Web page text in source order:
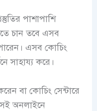
পাশাপাশি
চান তবে এসব
এসব কোচিং
সাহায্য করে।
বা কোচিং সেন্টারে
অনলাইনে